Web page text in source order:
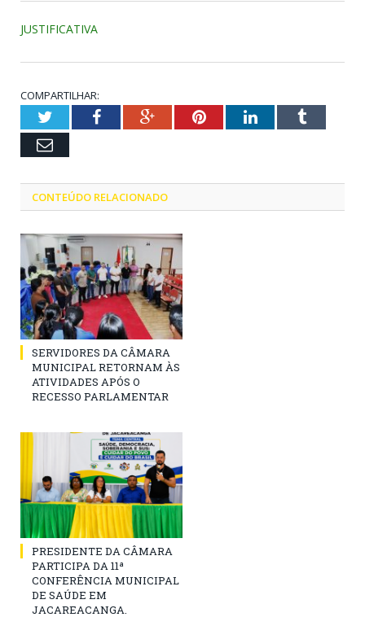
JUSTIFICATIVA
COMPARTILHAR:
TwitterFacebookGoogle+PinterestLinkedInTumblr
Email
CONTEÚDO RELACIONADO
SERVIDORES DA CÂMARA
MUNICIPAL RETORNAM ÀS
ATIVIDADES APÓS O
RECESSO PARLAMENTAR
PRESIDENTE DA CÂMARA
PARTICIPA DA 11ª
CONFERÊNCIA MUNICIPAL
DE SAÚDE EM
JACAREACANGA.